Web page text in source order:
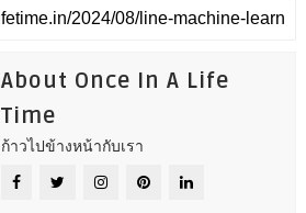
About Once In A Life
Time
ก้าวไปข้างหน้ากับเรา